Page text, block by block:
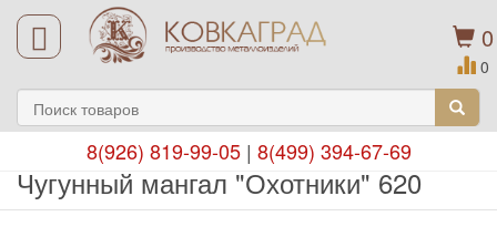
0
0
8(926) 819-99-05| 8(499) 394-67-69
Чугунный мангал "Охотники" 620